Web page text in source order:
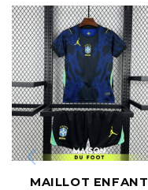
MAILLOT ENFANT